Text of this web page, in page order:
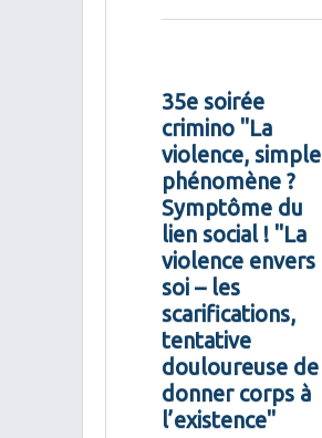
35e soirée
crimino "La
violence, simple
phénomène ?
Symptôme du
lien social ! "La
violence envers
soi – les
scarifications,
tentative
douloureuse de
donner corps à
l’existence"